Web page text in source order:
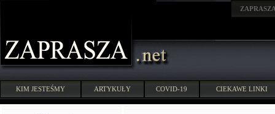
KIM JESTEŚMY ARTYKUŁY COVID-19 CIEKAWE LINKI